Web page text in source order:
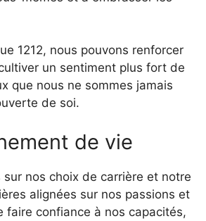
1212, nous pouvons renforcer
un sentiment plus fort de
que nous ne sommes jamais
de soi.
de vie
nos choix de carrière et notre
alignées sur nos passions et
faire confiance à nos capacités,